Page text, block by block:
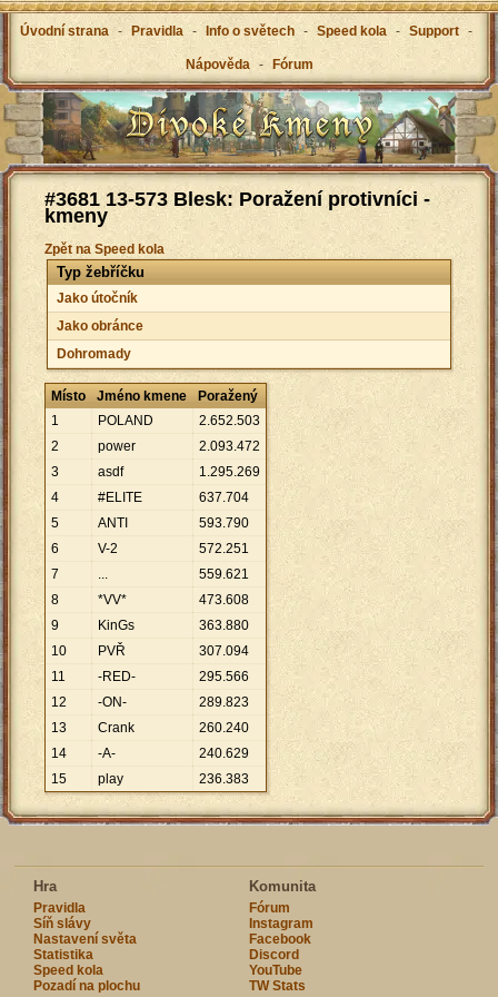
Úvodní strana - Pravidla - Info o světech - Speed kola - Support -
Nápověda - Fórum
#3681 13-573 Blesk: Poražení protivníci -
kmeny
Zpět na Speed kola
Typ žebříčku
Jako útočník
Jako obránce
Dohromady
Místo Jméno kmene
Poražený
1
POLAND 2.652.503
2
power 2.093.472
3
asdf 1.295.269
4
#ELITE 637.704
5
ANTI 593.790
6
V-2 572.251
7
... 559.621
8
*VV* 473.608
9
KinGs 363.880
10
PVŘ 307.094
11
-RED- 295.566
12
-ON- 289.823
13
Crank 260.240
14
-A- 240.629
15
play 236.383
Hra
Pravidla
Síň slávy
Nastavení světa
Statistika
Speed kola
Pozadí na plochu
Komunita
Fórum
Instagram
Facebook
Discord
YouTube
TW Stats